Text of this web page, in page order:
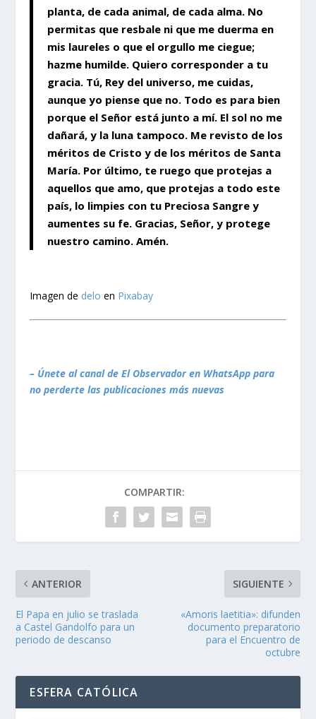
planta, de cada animal, de cada alma. No
permitas que resbale ni que me duerma en
mis laureles o que el orgullo me ciegue;
hazme humilde. Quiero corresponder a tu
gracia. Tú, Rey del universo, me cuidas,
aunque yo piense que no. Todo es para bien
porque el Señor está junto a mí. El sol no me
dañará, y la luna tampoco. Me revisto de los
méritos de Cristo y de los méritos de Santa
María. Por último, te ruego que protejas a
aquellos que amo, que protejas a todo este
país, lo limpies con tu Preciosa Sangre y
aumentes su fe. Gracias, Señor, y protege
nuestro camino. Amén.
Imagen de delo en Pixabay
– Únete al canal de El Observador en WhatsApp para
no perderte las publicaciones más nuevas
COMPARTIR:
ANTERIOR
El Papa en julio se traslada
a Castel Gandolfo para un
periodo de descanso
SIGUIENTE
«Amoris laetitia»: difunden
documento preparatorio
para el Encuentro de
octubre
ESFERA CATÓLICA